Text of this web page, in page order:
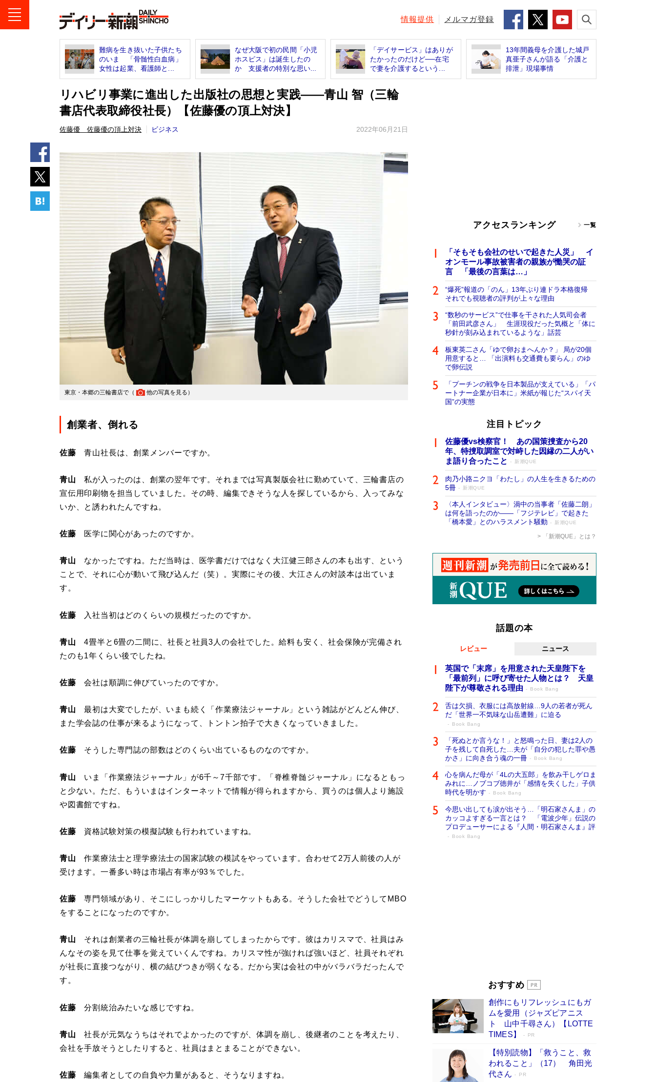
情報提供 メルマガ登録
難病を生き抜いた子供たち
のいま 「骨髄性白血病」
女性は起業、看護師と...
なぜ大阪で初の民間「小児
ホスピス」は誕生したの
か 支援者の特別な思い...
「デイサービス」はありが
たかったのだけど──在宅
で妻を介護するという...
13年間義母を介護した城戸
真亜子さんが語る「介護と
排泄」現場事情
リハビリ事業に進出した出版社の思想と実践――青山 智（三輪
書店代表取締役社長）【佐藤優の頂上対決】
佐藤優 佐藤優の頂上対決 ビジネス 2022年06月21日
東京・本郷の三輪書店で（ 他の写真を見る ）
創業者、倒れる
佐藤 青山社長は、創業メンバーですか。
青山 私が入ったのは、創業の翌年です。それまでは写真製版会社に勤めていて、三輪書店の
宣伝用印刷物を担当していました。その時、編集できそうな人を探しているから、入ってみな
いか、と誘われたんですね。
佐藤 医学に関心があったのですか。
青山 なかったですね。ただ当時は、医学書だけではなく大江健三郎さんの本も出す、という
ことで、それに心が動いて飛び込んだ（笑）。実際にその後、大江さんの対談本は出ていま
す。
佐藤 入社当初はどのくらいの規模だったのですか。
青山 4畳半と6畳の二間に、社長と社員3人の会社でした。給料も安く、社会保険が完備され
たのも1年くらい後でしたね。
佐藤 会社は順調に伸びていったのですか。
青山 最初は大変でしたが、いまも続く「作業療法ジャーナル」という雑誌がどんどん伸び、
また学会誌の仕事が来るようになって、トントン拍子で大きくなっていきました。
佐藤 そうした専門誌の部数はどのくらい出ているものなのですか。
青山 いま「作業療法ジャーナル」が6千～7千部です。「脊椎脊髄ジャーナル」になるともっ
と少ない。ただ、もういまはインターネットで情報が得られますから、買うのは個人より施設
や図書館ですね。
佐藤 資格試験対策の模擬試験も行われていますね。
青山 作業療法士と理学療法士の国家試験の模試をやっています。合わせて2万人前後の人が
受けます。一番多い時は市場占有率が93％でした。
佐藤 専門領域があり、そこにしっかりしたマーケットもある。そうした会社でどうしてMBO
をすることになったのですか。
青山 それは創業者の三輪社長が体調を崩してしまったからです。彼はカリスマで、社員はみ
んなその姿を見て仕事を覚えていくんですね。カリスマ性が強ければ強いほど、社員それぞれ
が社長に直接つながり、横の結びつきが弱くなる。だから実は会社の中がバラバラだったんで
す。
佐藤 分割統治みたいな感じですね。
青山 社長が元気なうちはそれでよかったのですが、体調を崩し、後継者のことを考えたり、
会社を手放そうとしたりすると、社員はまとまることができない。
佐藤 編集者としての自負や力量があると、そうなりますね。
アクセスランキング 一覧
「そもそも会社のせいで起きた人災」 イ
オンモール事故被害者の親族が慟哭の証
言 「最後の言葉は…」
“爆死”報道の「のん」13年ぶり連ドラ本格復帰
それでも視聴者の評判が上々な理由
“数秒のサービス”で仕事を干された人気司会者
「前田武彦さん」 生涯現役だった気概と「体に
秒針が刻み込まれているような」話芸
板東英二さん「ゆで卵おまへんか？」 局が20個
用意すると… 「出演料も交通費も要らん」のゆ
で卵伝説
「プーチンの戦争を日本製品が支えている」「パ
ートナー企業が日本に」米紙が報じた“スパイ天
国”の実態
注目トピック
佐藤優vs検察官！ あの国策捜査から20
年、特捜取調室で対峙した因縁の二人がい
ま語り合ったこと
新潮QUE
肉乃小路ニクヨ「わたし」の人生を生きるための
5冊
新潮QUE
〈本人インタビュー〉渦中の当事者「佐藤二朗」
は何を語ったのか――「フジテレビ」で起きた
「橋本愛」とのハラスメント騒動
新潮QUE
「新潮QUE」とは？
話題の本
レビュー ニュース
英国で「末席」を用意された天皇陛下を
「最前列」に呼び寄せた人物とは？ 天皇
陛下が尊敬される理由
Book Bang
舌は欠損、衣服には高放射線…9人の若者が死ん
だ「世界一不気味な山岳遭難」に迫る
Book Bang
「死ぬとか言うな！」と怒鳴った日、妻は2人の
子を残して自死した…夫が「自分の犯した罪や愚
かさ」に向き合う魂の一冊
Book Bang
心を病んだ母が「4Lの大五郎」を飲み干しゲロま
みれに…ノブコブ徳井が「感情を失くした」子供
時代を明かす
Book Bang
今思い出しても涙が出そう…「明石家さんま」の
カッコよすぎる一言とは？ 「電波少年」伝説の
プロデューサーによる『人間・明石家さんま』評
Book Bang
俳優・高嶋政伸が家族に教わった“人を育てるコ
東野圭吾、伊坂幸太郎の人気シリーズ最新作どち
らも文庫化 映画化された直木賞受賞作もランク
イン［文庫ベストセラー］
Book Bang
おすすめ
創作にもリフレッシュにもガ
ムを愛用（ジャズピアニス
ト 山中千尋さん）【LOTTE
TIMES】
PR
【特別読物】「救うこと、救
われること」（17） 角田光
代さん
PR